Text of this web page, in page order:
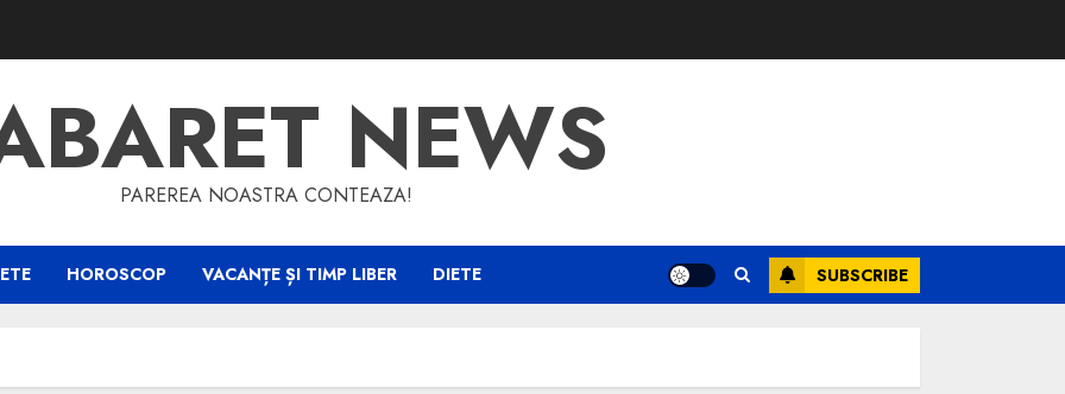
NEWS
PAREREA NOASTRA CONTEAZA!
HOROSCOP VACANȚE ȘI TIMP LIBER DIETE SUBSCRIBE